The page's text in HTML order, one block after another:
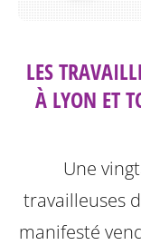
LES
À LYON ET
Une
travailleuses
manifesté